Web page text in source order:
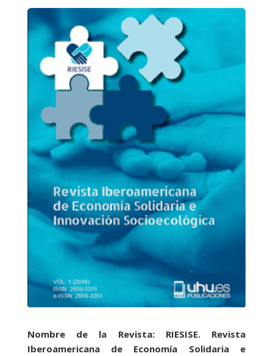
Nombre de la Revista: RIESISE. Revista
Iberoamericana de Economía Solidaria e